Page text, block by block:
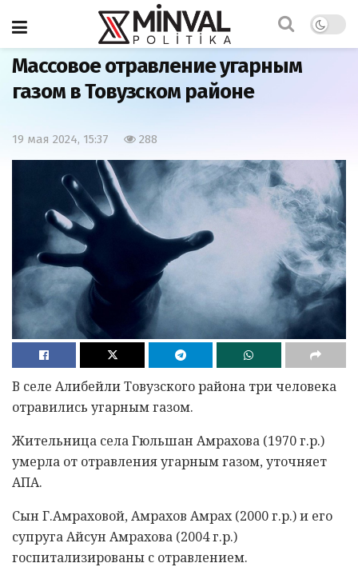
Главная Общество
Массовое отравление угарным
газом в Товузском районе
19 мая 2024, 15:37 288
В селе Алибейли Товузского района три человека
отравились угарным газом.
Жительница села Гюльшан Амрахова (1970 г.р.)
умерла от отравления угарным газом, уточняет
АПА.
Сын Г.Амраховой, Амрахов Амрах (2000 г.р.) и его
супруга Айсун Амрахова (2004 г.р.)
госпитализированы с отравлением.